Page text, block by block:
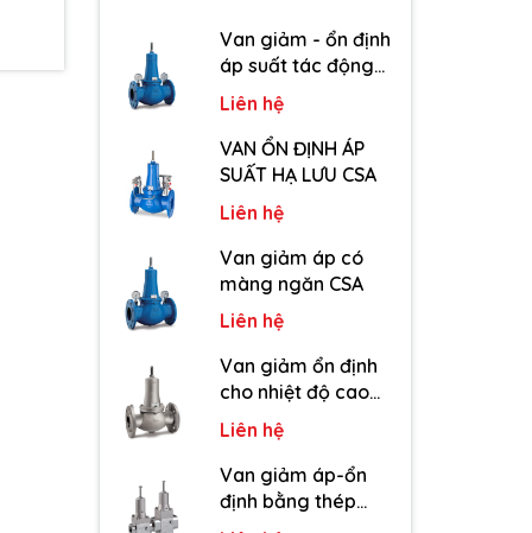
Van giảm - ổn định
áp suất tác động
trực tiếp CSA
Liên hệ
VAN ỔN ĐỊNH ÁP
SUẤT HẠ LƯU CSA
Liên hệ
Van giảm áp có
màng ngăn CSA
Liên hệ
Van giảm ổn định
cho nhiệt độ cao
CSA
Liên hệ
Van giảm áp-ổn
định bằng thép
không gỉ CSA